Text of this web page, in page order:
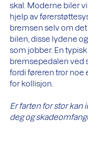
skal. Moderne biler
hjelp av
bremsen selv om
bilen, disse lydene
som jobber. En
bremsepedalen ved
fordi føreren tror noe
for kollisjon.
Er farten for stor
deg og